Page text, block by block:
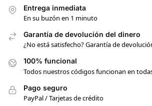
Entrega inmediata
En su buzón en 1 minuto
Garantía de devolución del dinero
¿No está satisfecho? Garantía de
100% funcional
Todos nuestros códigos funcionan en
Pago seguro
PayPal / Tarjetas de crédito